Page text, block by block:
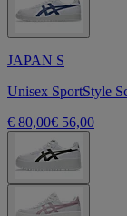
JAPAN S
Unisex SportStyle
€ 80,00€ 56,00